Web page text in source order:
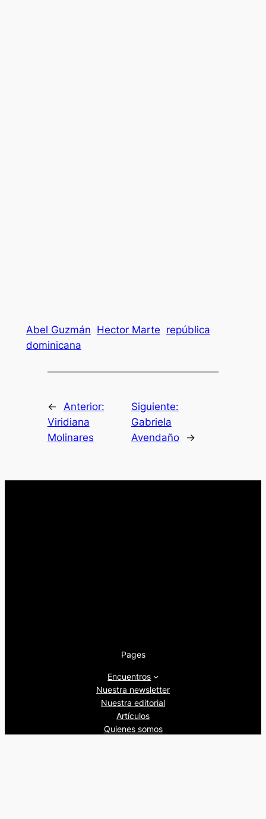
Abel Guzmán Hector Marte república
dominicana
← Anterior:
Viridiana
Molinares
Siguiente:
Gabriela
Avendaño
→
Pages
Encuentros
Nuestra newsletter
Nuestra editorial
Artículos
Quienes somos